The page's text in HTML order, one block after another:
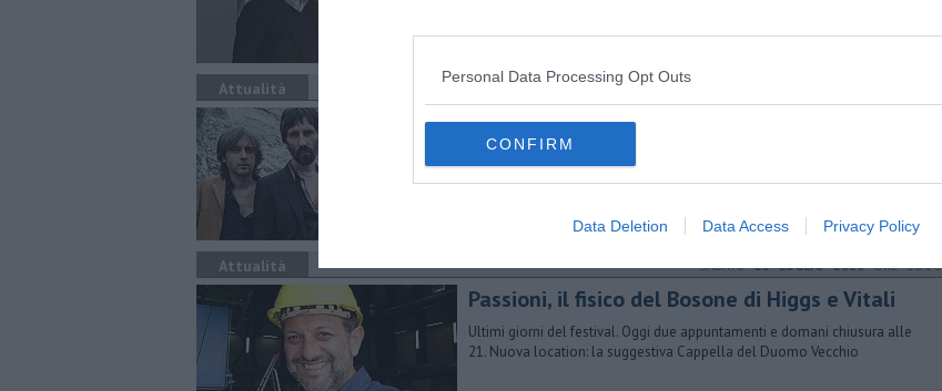
Personal Data Processing Opt Outs
CONFIRM
Data Deletion Data Access Privacy Policy
Attualità
Mengo Music Fest, tutti gli eventi
Torna l'iniziativa in zona Tortaia, dal 6 al 9 luglio. Oltre ai concerti, non
Attualità SABATO23 LUGLIO 2016ORE 10:20
Passioni, il fisico del Bosone di Higgs e Vitali
Ultimi giorni del festival. Oggi due appuntamenti e domani chiusura alle
21. Nuova location: la suggestiva Cappella del Duomo Vecchio